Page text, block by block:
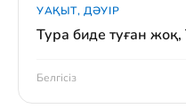
УАҚЫТ, ДӘУІР
Тура биде туған
Белгісіз